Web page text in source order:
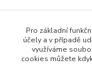
Zboží zařazeno
Pro základní
účely a v případě
využíváme
cookies můžete